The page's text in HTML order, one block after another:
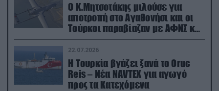
Ο Κ.Μητσοτάκης μιλούσε για
αποτροπή στο Αγαθονήσι και οι
Τούρκοι παραβίαζαν με ΑΦΝΣ και
drone
22.07.2026
Η Τουρκία βγάζει ξανά το Oruc
Reis – Νέα NAVTEX για αγωγό
προς τα Κατεχόμενα